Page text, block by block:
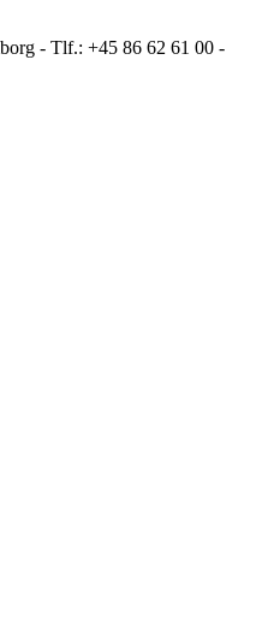
- Tlf.: +45 86 62 61 00 -